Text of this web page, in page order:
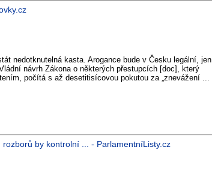
nedotknutelná kasta. Arogance bude v Česku legální, jen
návrh Zákona o některých přestupcích [doc], který
počítá s až desetitisícovou pokutou za „znevážení ...
by kontrolní ... - ParlamentníListy.cz